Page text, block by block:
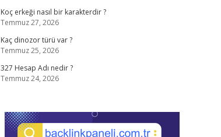
Koç erkeği nasıl bir karakterdir ?
Temmuz 27, 2026
Kaç dinozor türü var ?
Temmuz 25, 2026
327 Hesap Adı nedir ?
Temmuz 24, 2026